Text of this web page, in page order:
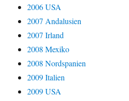
2006 USA
2007 Andalusien
2007 Irland
2008 Mexiko
2008 Nordspanien
2009 Italien
2009 USA